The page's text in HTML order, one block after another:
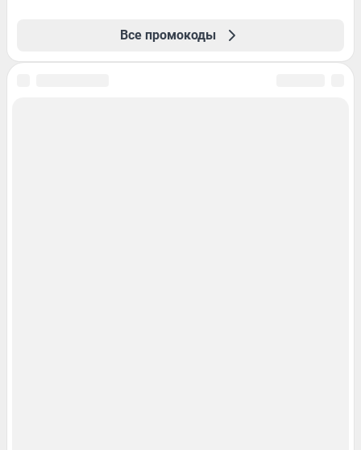
Все промокоды